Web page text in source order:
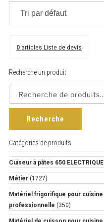
0 articles Liste de devis
Recherche un produit
Recherche
Catégories de produits
Cuiseur à pâtes 650 ELECTRIQUE
Métier (1727)
Matériel frigorifique pour cuisine
professionnelle (350)